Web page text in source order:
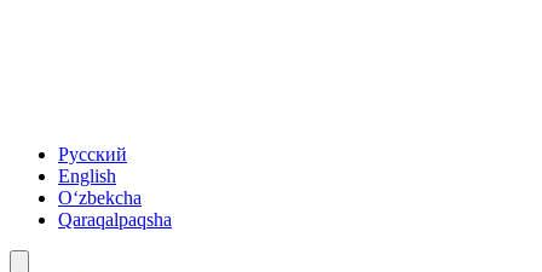
Русский
English
Oʻzbekcha
Qaraqalpaqsha